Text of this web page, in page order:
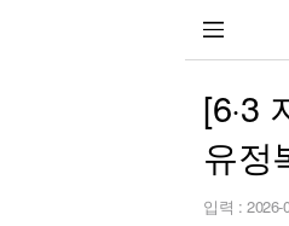
[6·3
유정
입력 : 2026-